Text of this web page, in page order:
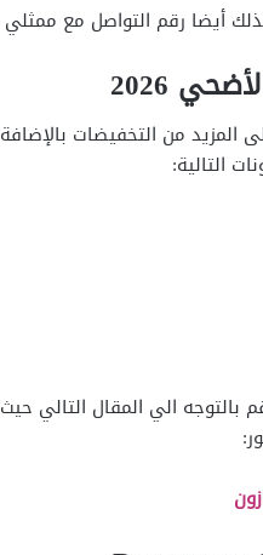
أيضا رقم التواصل مع ممثلي
2026
التالية:
الي المقال التالي